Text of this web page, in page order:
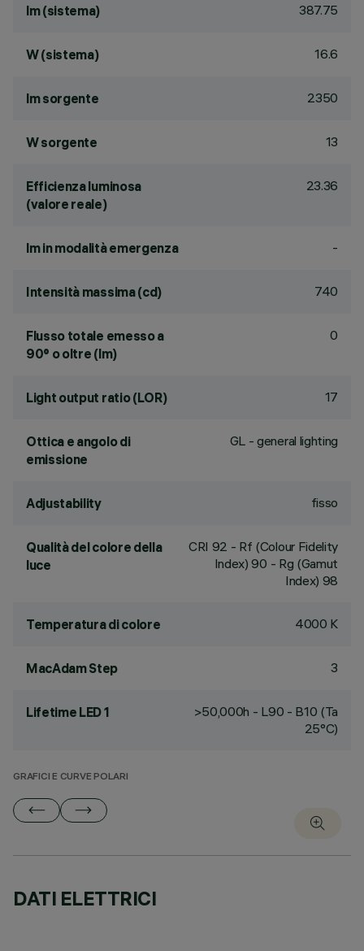
lm (sistema) 387.75
W (sistema) 16.6
lm sorgente 2350
W sorgente 13
Efficienza luminosa
(valore reale)
23.36
lm in modalità emergenza -
Intensità massima (cd) 740
Flusso totale emesso a
90° o oltre (lm)
0
Light output ratio (LOR) 17
Ottica e angolo di
emissione
GL - general lighting
Adjustability fisso
Qualità del colore della
luce
CRI 92 - Rf (Colour Fidelity
Index) 90 - Rg (Gamut
Index) 98
Temperatura di colore 4000 K
MacAdam Step 3
Lifetime LED 1
>50,000h - L90 - B10 (Ta
25°C)
GRAFICI E CURVE POLARI
DATI ELETTRICI